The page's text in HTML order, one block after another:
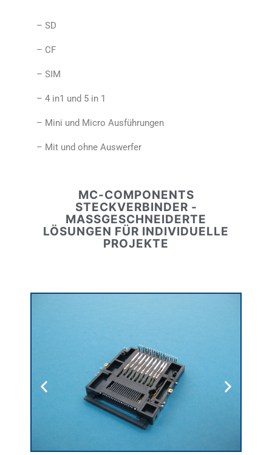
– SD
– CF
– SIM
– 4 in1 und 5 in 1
– Mini und Micro Ausführungen
– Mit und ohne Auswerfer
MC-COMPONENTS
STECKVERBINDER -
MASSGESCHNEIDERTE L
ÖSUNGEN FÜR INDIVIDUELLE P
ROJEKTE